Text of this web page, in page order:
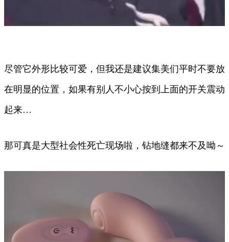
尽管它外形比较可爱，但我还是建议集美们平时不要放
在明显的位置，如果有别人不小心按到上面的开关震动
起来…
那可真是大型社会性死亡现场啦，钻地缝都来不及呦～